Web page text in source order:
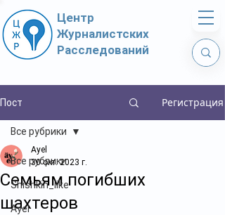
Центр
Журналистских
Расследований
Пост Регистрация
Все рубрики
Shishkin_like
Ayel
Все рубрики
Семьям погибших
шахтеров
Ayel
30 окт. 2023 г.